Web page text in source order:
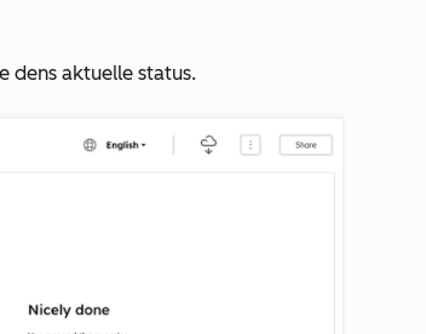
dens aktuelle status.